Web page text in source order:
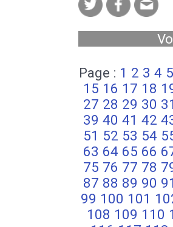
Page : 1 2 3 4 5
15 16 17 18
27 28 29 30 31
39 40 41 42
51 52 53 54
63 64 65 66
75 76 77 78
87 88 89 90 91
99 100 101
108 109 110